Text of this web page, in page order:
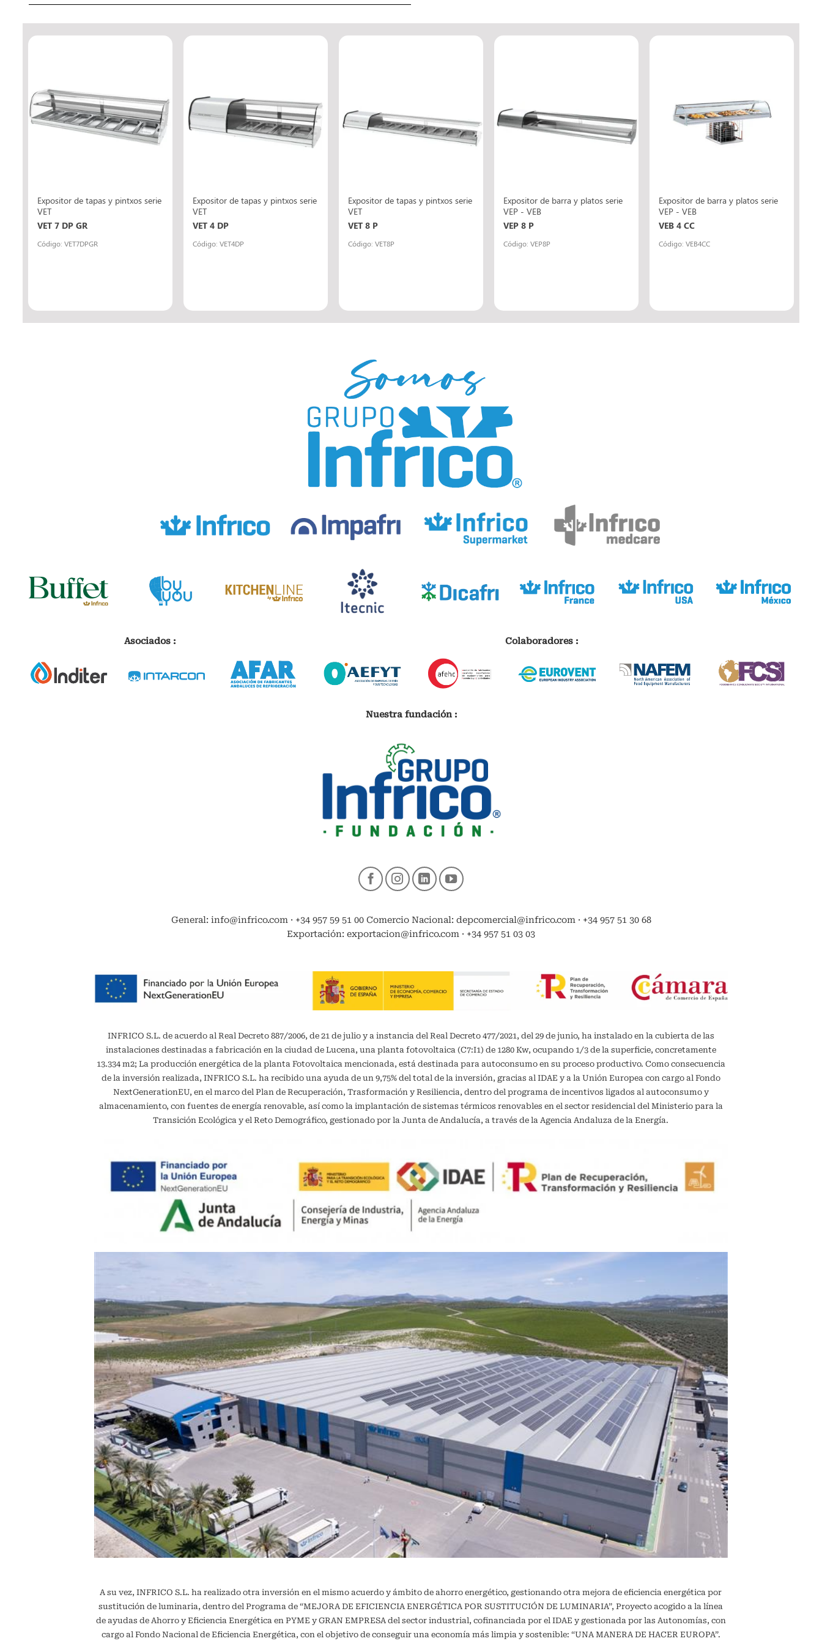
Expositor de tapas y pintxos serie
VET
VET 7 DP GR
Código: VET7DPGR
Expositor de tapas y pintxos serie
VET
VET 4 DP
Código: VET4DP
Expositor de tapas y pintxos serie
VET
VET 8 P
Código: VET8P
Expositor de barra y platos serie
VEP - VEB
VEP 8 P
Código: VEP8P
Expositor de barra y platos serie
VEP - VEB
VEB 4 CC
Código: VEB4CC
Asociados : Colaboradores :
Nuestra fundación :
General: info@infrico.com · +34 957 59 51 00 Comercio Nacional: depcomercial@infrico.com · +34 957 51 30 68
Exportación: exportacion@infrico.com · +34 957 51 03 03
INFRICO S.L. de acuerdo al Real Decreto 887/2006, de 21 de julio y a instancia del Real Decreto 477/2021, del 29 de junio, ha instalado en la cubierta de las
instalaciones destinadas a fabricación en la ciudad de Lucena, una planta fotovoltaica (C7:I1) de 1280 Kw, ocupando 1/3 de la superficie, concretamente
13.334 m2; La producción energética de la planta Fotovoltaica mencionada, está destinada para autoconsumo en su proceso productivo. Como consecuencia
de la inversión realizada, INFRICO S.L. ha recibido una ayuda de un 9,75% del total de la inversión, gracias al IDAE y a la Unión Europea con cargo al Fondo
NextGenerationEU, en el marco del Plan de Recuperación, Trasformación y Resiliencia, dentro del programa de incentivos ligados al autoconsumo y
almacenamiento, con fuentes de energía renovable, así como la implantación de sistemas térmicos renovables en el sector residencial del Ministerio para la
Transición Ecológica y el Reto Demográfico, gestionado por la Junta de Andalucía, a través de la Agencia Andaluza de la Energía.
A su vez, INFRICO S.L. ha realizado otra inversión en el mismo acuerdo y ámbito de ahorro energético, gestionando otra mejora de eficiencia energética por
sustitución de luminaria, dentro del Programa de “MEJORA DE EFICIENCIA ENERGÉTICA POR SUSTITUCIÓN DE LUMINARIA”, Proyecto acogido a la línea
de ayudas de Ahorro y Eficiencia Energética en PYME y GRAN EMPRESA del sector industrial, cofinanciada por el IDAE y gestionada por las Autonomías, con
cargo al Fondo Nacional de Eficiencia Energética, con el objetivo de conseguir una economía más limpia y sostenible: “UNA MANERA DE HACER EUROPA”.